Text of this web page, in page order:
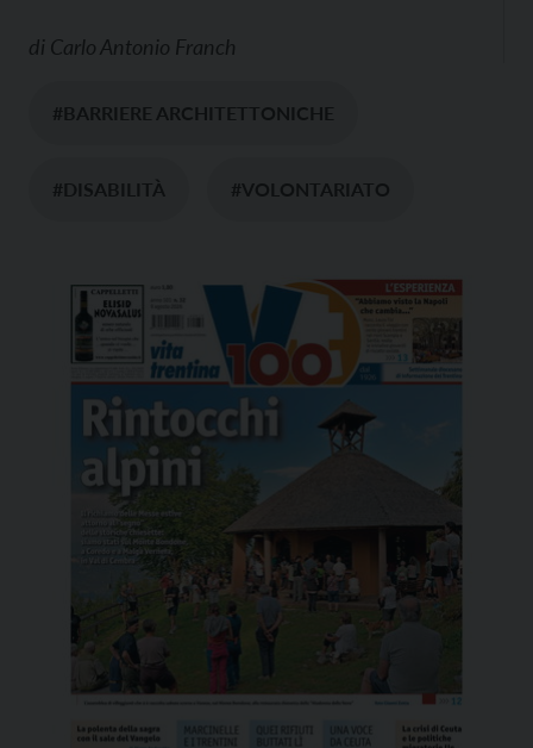
di Carlo Antonio Franch
#BARRIERE ARCHITETTONICHE
#DISABILITÀ #VOLONTARIATO